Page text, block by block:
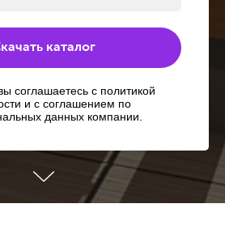
каталог
соглашаетесь с политикой
и с соглашением по
данных компании.